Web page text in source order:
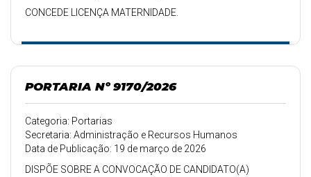
CONCEDE LICENÇA MATERNIDADE.
PORTARIA Nº 9170/2026
Categoria: Portarias
Secretaria: Administração e Recursos Humanos
Data de Publicação: 19 de março de 2026
DISPÕE SOBRE A CONVOCAÇÃO DE CANDIDATO(A)